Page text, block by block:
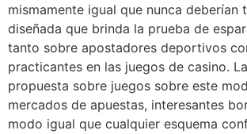
mismamente­ igual que nunca deberían
diseñada que brinda la prueba de
tanto sobre apostadores deportivos
practicantes en las juegos de casino.
propuesta sobre juegos sobre este
mercados de apuestas, interesantes
modo­ igual que cualquier esquema